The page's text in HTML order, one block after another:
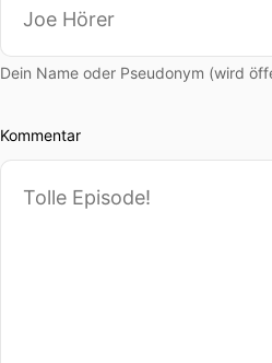
Dein Name oder Pseudonym (wird
Kommentar